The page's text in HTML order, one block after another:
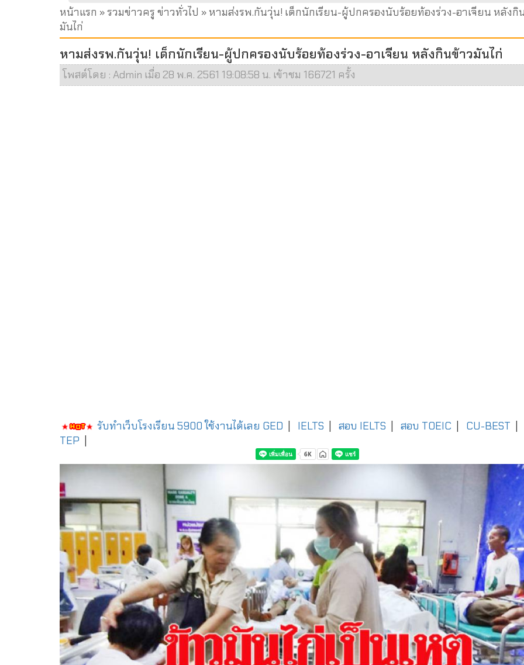
หน้าแรก »รวมข่าวครู ข่าวทั่วไป » หามส่งรพ.กันวุ่น! เด็กนักเรียน-ผู้ปกครองนับร้อยท้องร่วง-อาเจียน หลังกิ
มันไก่
หามส่งรพ.กันวุ่น! เด็กนักเรียน-ผู้ปกครองนับร้อยท้องร่วง-อาเจียน หลังกินข้าวมันไก่
โพสต์โดย : Admin เมื่อ 28 พ.ค. 2561 19:08:58 น. เข้าชม 166721 ครั้ง
รับทำเว็บโรงเรียน 5900 ใช้งานได้เลย GED IELTS สอบ IELTS สอบ TOEIC CU-BEST
TEP